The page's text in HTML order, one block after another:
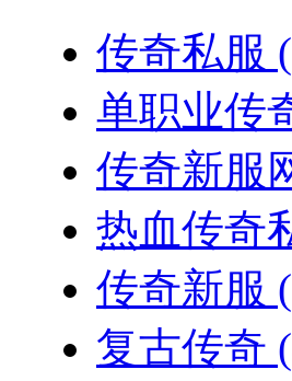
传奇私服
单职业传
传奇新服
热血传奇
传奇新服
复古传奇